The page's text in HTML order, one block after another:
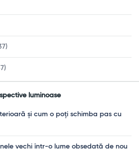
luminoase
și cum o poți schimba pas cu
vechi într-o lume obsedată de nou